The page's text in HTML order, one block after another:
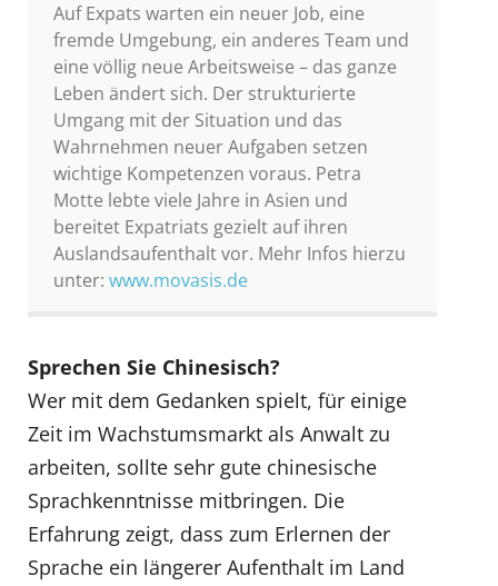
Auf Expats warten ein neuer Job, eine
fremde Umgebung, ein anderes Team und
eine völlig neue Arbeitsweise – das ganze
Leben ändert sich. Der strukturierte
Umgang mit der Situation und das
Wahrnehmen neuer Aufgaben setzen
wichtige Kompetenzen voraus. Petra
Motte lebte viele Jahre in Asien und
bereitet Expatriats gezielt auf ihren
Auslandsaufenthalt vor. Mehr Infos hierzu
unter: www.movasis.de
Sprechen Sie Chinesisch?
Wer mit dem Gedanken spielt, für einige
Zeit im Wachstumsmarkt als Anwalt zu
arbeiten, sollte sehr gute chinesische
Sprachkenntnisse mitbringen. Die
Erfahrung zeigt, dass zum Erlernen der
Sprache ein längerer Aufenthalt im Land